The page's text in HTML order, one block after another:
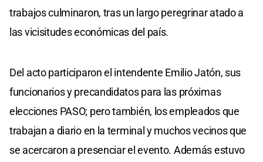
trabajos culminaron, tras un largo peregrinar atado a
las vicisitudes económicas del país.
Del acto participaron el intendente Emilio Jatón, sus
funcionarios y precandidatos para las próximas
elecciones PASO; pero también, los empleados que
trabajan a diario en la terminal y muchos vecinos que
se acercaron a presenciar el evento. Además estuvo